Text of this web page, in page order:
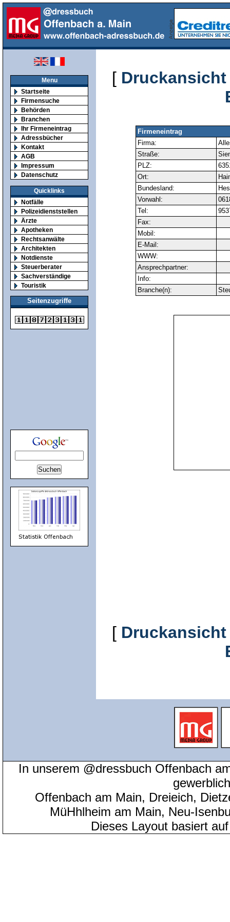
Menu
Startseite
Firmensuche
Behörden
Branchen
Ihr Firmeneintrag
Adressbücher
Kontakt
AGB
Impressum
Datenschutz
Quicklinks
Notfälle
Polizeidienststellen
Ärzte
Apotheken
Rechtsanwälte
Architekten
Notdienste
Steuerberater
Sachverständige
Touristik
Seitenzugriffe
[ Druckansicht
Firmeneintrag
Firma:
Straße:
PLZ:
Ort:
Bundesland:
Vorwahl:
Tel:
Fax:
Mobil:
E-Mail:
WWW:
Ansprechpartner:
Info:
Branche(n):
[ Druckansicht
In unserem @dressbuch Offenbach
Offenbach am Main, Dreieich,
MüHhlheim am Main, Neu-
Dieses Layout basiert